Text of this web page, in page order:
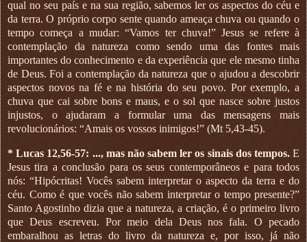
qual no seu país e na sua região, sabemos ler os aspectos do céu e
da terra. O próprio corpo sente quando ameaça chuva ou quando o
tempo começa a mudar: “Vamos ter chuva!” Jesus se refere à
contemplação da natureza como sendo uma das fontes mais
importantes do conhecimento e da experiência que ele mesmo tinha
de Deus. Foi a contemplação da natureza que o ajudou a descobrir
aspectos novos na fé e na história do seu povo. Por exemplo, a
chuva que cai sobre bons e maus, e o sol que nasce sobre justos
injustos, o ajudaram a formular uma das mensagens mais
revolucionários: “Amais os vossos inimigos!” (Mt 5,43-45).
* Lucas 12,56-57: ..., mas não sabem ler os sinais dos tempos. E
Jesus tira a conclusão para os seus contemporâneos e para todos
nós: “Hipócritas! Vocês sabem interpretar o aspecto da terra e do
céu. Como é que vocês não sabem interpretar o tempo presente?”
Santo Agostinho dizia que a natureza, a criação, é o primeiro livro
que Deus escreveu. Por meio dela Deus nos fala. O pecado
embaralhou as letras do livro da natureza e, por isso, já não